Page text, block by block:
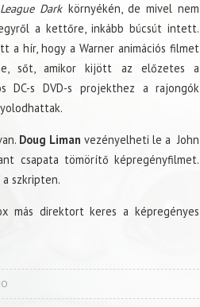
Darkkörnyékén, de mivel nem
a kettőre, inkább búcsút intett.
a hír, hogy a Warner animációs filmet
sőt, amikor kijött az előzetes a
DC-s DVD-s projekthez a rajongók
Doug Liman vezényelheti le a John
csapata tömörítő képregényfilmet.
szkripten.
más direktort keres a képregényes